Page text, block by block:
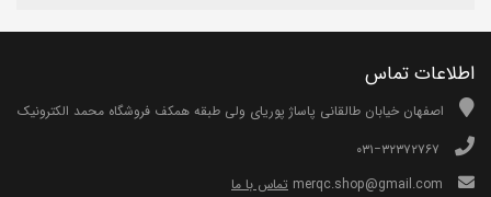
اطلاعات تماس
اصفهان خیابان طالقانی پاساژ پوریای ولی طبقه همکف فروشگاه محمد الکترونیک
تماس با ما